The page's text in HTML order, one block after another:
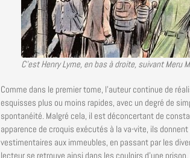
C’est Henry Lyme, en bas à droite, suivant Meru
Comme dans le premier tome, l’auteur continue de
esquisses plus ou moins rapides, avec un degré de
spontanéité. Malgré cela, il est déconcertant de
apparence de croquis exécutés à la va-vite, ils
vestimentaires aux immeubles, en passant par les
lecteur se retrouve ainsi dans les couloirs d’une